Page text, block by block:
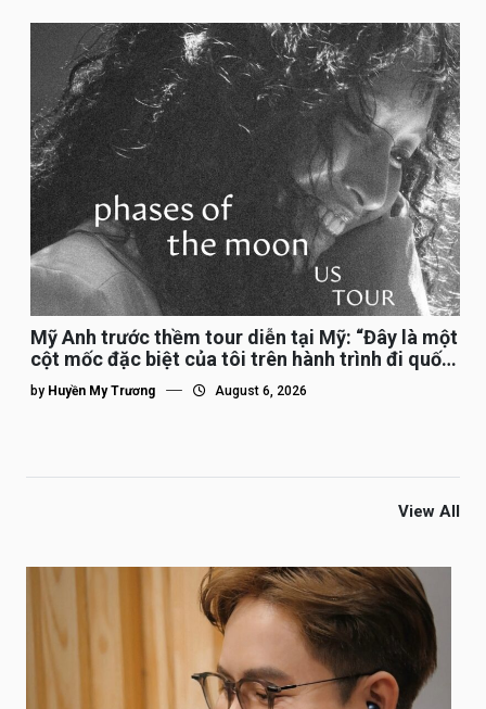
Mỹ Anh trước thềm tour diễn tại Mỹ: “Đây là một
cột mốc đặc biệt của tôi trên hành trình đi quốc
tế”
by Huyền My Trương August 6, 2026
View All